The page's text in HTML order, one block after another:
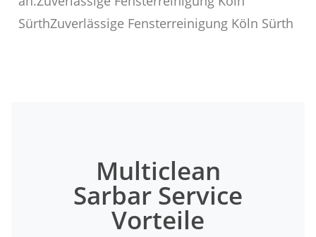
SürthZuverlässige Fensterreinigung Köln Sürth
Multiclean
Sarbar Service
Vorteile